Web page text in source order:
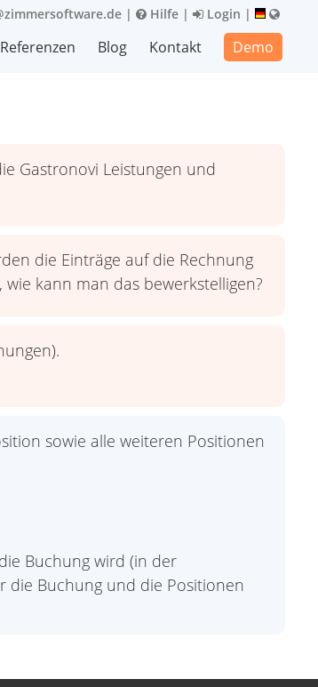
| Hilfe | Login |
Referenzen Blog Kontakt Demo
Gastronovi Leistungen und
die Einträge auf die Rechnung
kann man das bewerkstelligen?
sowie alle weiteren Positionen
Buchung wird (in der
die Buchung und die Positionen